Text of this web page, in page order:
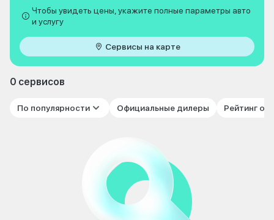
Чтобы увидеть цены, укажите полные параметры авто
и услугу
Сервисы на карте
0 сервисов
По популярности Официальные дилеры Рейтинг